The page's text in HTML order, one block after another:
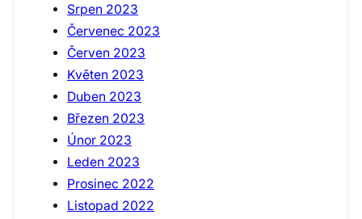
Srpen 2023
Červenec 2023
Červen 2023
Květen 2023
Duben 2023
Březen 2023
Únor 2023
Leden 2023
Prosinec 2022
Listopad 2022